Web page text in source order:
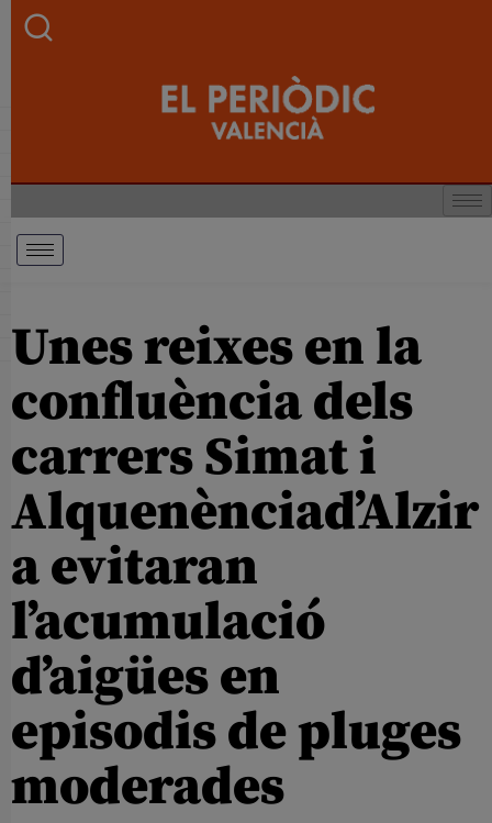
Unes reixes en la
confluència dels
carrers Simat i
Alquenènciad’Alzir
a evitaran
l’acumulació
d’aigües en
episodis de pluges
moderades